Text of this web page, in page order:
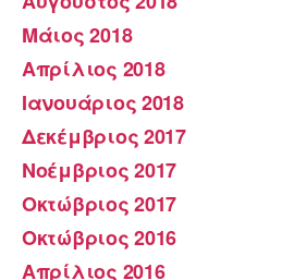
Μάιος 2018
Απρίλιος 2018
Ιανουάριος 2018
Δεκέμβριος 2017
Νοέμβριος 2017
Οκτώβριος 2017
Οκτώβριος 2016
Απρίλιος 2016